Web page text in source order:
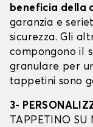
beneficia della
garanzia e
sicurezza. Gli
compongono il
granulare per
tappetini sono
3-
TAPPETINO